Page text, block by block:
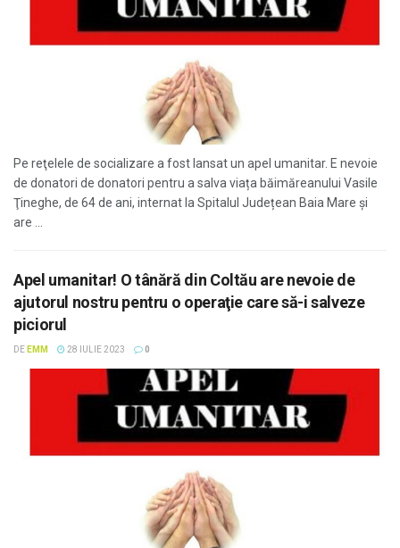
Pe reţelele de socializare a fost lansat un apel umanitar. E nevoie
de donatori de donatori pentru a salva viața băimăreanului Vasile
Ţineghe, de 64 de ani, internat la Spitalul Județean Baia Mare și
are ...
Apel umanitar! O tânără din Coltău are nevoie de
ajutorul nostru pentru o operaţie care să-i salveze
piciorul
DE EMM 28 IULIE 2023 0